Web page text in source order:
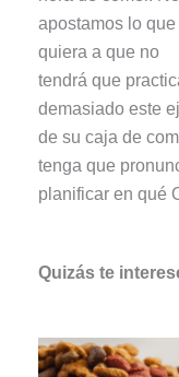
apostamos lo que
quiera a que no
tendrá que
demasiado este
de su caja de
tenga que
planificar en qué
Quizás te